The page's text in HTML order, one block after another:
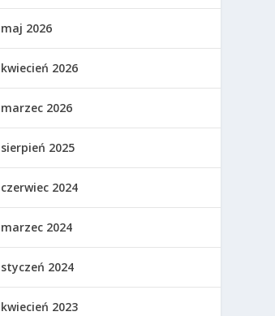
maj 2026
kwiecień 2026
marzec 2026
sierpień 2025
czerwiec 2024
marzec 2024
styczeń 2024
kwiecień 2023